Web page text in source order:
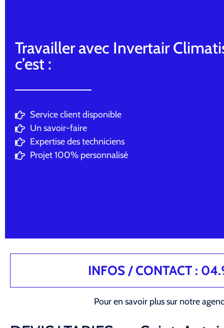
Travailler avec Invertair
c’est :
Service client disponible
Un savoir-faire
Expertise des techniciens
Projet 100% personnalisé
INFOS / CONTACT :
Pour en savoir plus sur notre